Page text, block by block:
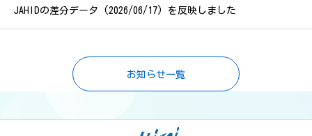
JAHIDの差分データ (2026/06/17) を反映しました
お知らせ一覧